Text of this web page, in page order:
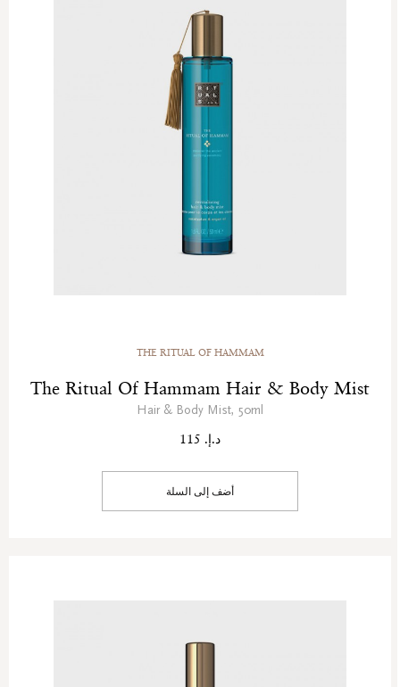
THE RITUAL OF HAMMAM
The Ritual Of Hammam Hair & Body Mist
Hair & Body Mist, 50ml
د.إ. 115
أضف إلى السلة